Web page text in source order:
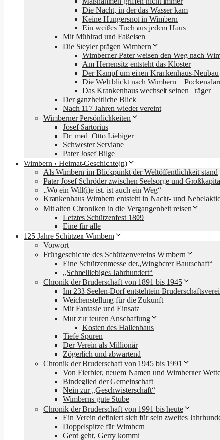
Die Nacht, in der das Wasser kam
Keine Hungersnot in Wimbern
Ein weißes Tuch aus jedem Haus
Mit Mühlrad und Faßeisen
Die Steyler prägen Wimbern
Wimberner Pater weisen den Weg nach
Am Herrensitz entsteht das Kloster
Der Kampf um einen Krankenhaus-Neubau
Die Welt blickt nach Wimbern –
Das Krankenhaus wechselt seinen Träger
Der ganzheitliche Blick
Nach 117 Jahren wieder vereint
Wimberner Persönlichkeiten
Josef Sartorius
Dr. med. Otto Liebiger
Schwester Serviane
Pater Josef Bilge
Wimbern • Heimat-Geschichte(n)
Als Wimbern im Blickpunkt der Weltöffentlichkeit stand
Pater Josef Schröder zwischen Seelsorge und
„Wo ein Will(i)e ist, ist auch ein Weg“
Krankenhaus Wimbern entsteht in Nacht- und
Mit alten Chroniken in die Vergangenheit reisen
Letztes Schützenfest 1809
Eine für alle
125 Jahre Schützen Wimbern
Vorwort
Frühgeschichte des Schützenvereins Wimbern
Eine Schützenmesse der„Wingberer Baurschaft“
„Schnelllebiges Jahrhundert“
Chronik der Bruderschaft von 1891 bis 1945
Im 233 Seelen-Dorf entstehtein
Weichenstellung für die Zukunft
Mit Fantasie und Einsatz
Mut zur teuren Anschaffung
Kosten des Hallenbaus
Tiefe Spuren
Der Verein als Millionär
Zögerlich und abwartend
Chronik der Bruderschaft von 1945 bis 1991
Von Eierbier, neuem Namen und Wimberner
Bindeglied der Gemeinschaft
Nein zur „Geschwisterschaft“
Wimberns gute Stube
Chronik der Bruderschaft von 1991 bis heute
Ein Verein definiert sich für sein zweites
Doppelspitze für Wimbern
Gerd geht, Gerry kommt